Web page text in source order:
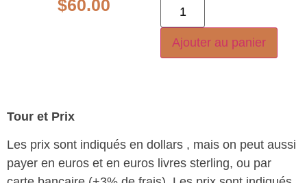
$60.00
Ajouter au panier
Tour et Prix
Les prix sont indiqués en dollars , mais on peut aussi
payer en euros et en euros livres sterling, ou par